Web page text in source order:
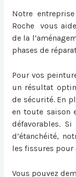
Notre
Roche vous
de la
phases de
Pour vos
un résultat
de sécurité. En
en toute saison
défavorables.
d’étanchéité,
les fissures pour
Vous pouvez